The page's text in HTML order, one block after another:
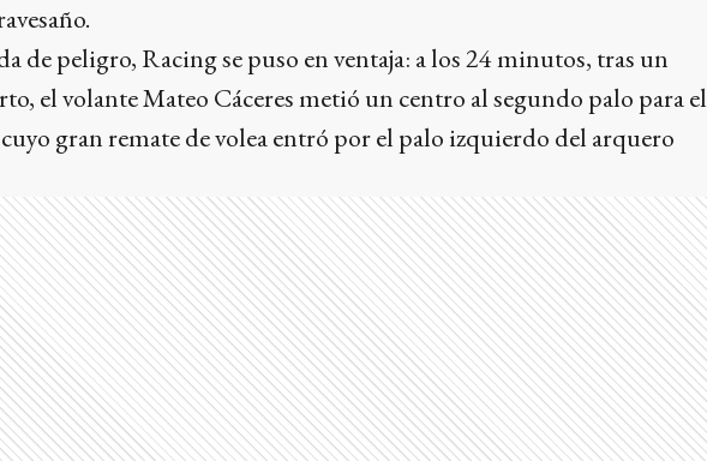
de peligro, Racing se puso en ventaja: a los 24 minutos, tras un
el volante Mateo Cáceres metió un centro al segundo palo para el
gran remate de volea entró por el palo izquierdo del arquero